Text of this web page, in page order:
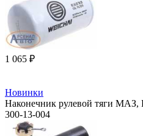
1 065 ₽
Новинки
Наконечник рулевой тяги МАЗ,
300-13-004